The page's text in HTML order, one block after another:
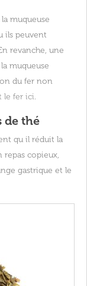
muqueuse
ils peuvent
revanche, une
muqueuse
du fer non
le fer ici.
de thé
qu il réduit la
copieux,
gastrique et le